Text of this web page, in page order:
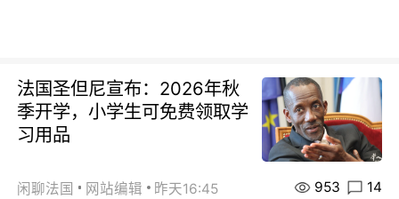
法国圣但尼宣布：2026年秋
季开学，小学生可免费领取学
习用品
闲聊法国 网站编辑 昨天16:45 953 14